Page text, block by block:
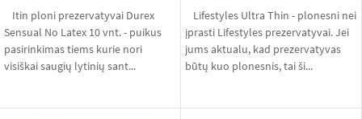
Itin ploni prezervatyvai Durex
Sensual No Latex 10 vnt. - puikus
pasirinkimas tiems kurie nori
visiškai saugių lytinių sant...
Lifestyles Ultra Thin - plonesni nei
įprasti Lifestyles prezervatyvai. Jei
jums aktualu, kad prezervatyvas
būtų kuo plonesnis, tai ši...